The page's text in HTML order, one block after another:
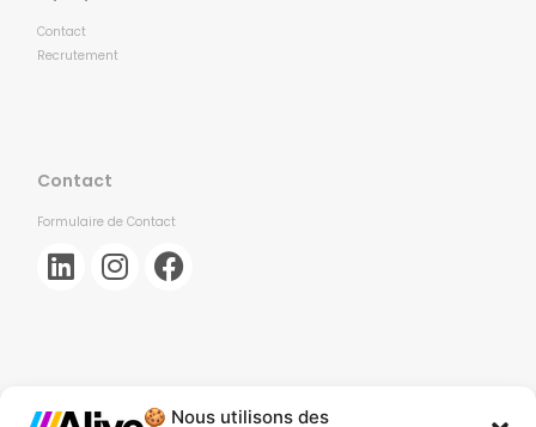
🍪 Nous utilisons des
Contact
Recrutement
Contact
Formulaire de Contact